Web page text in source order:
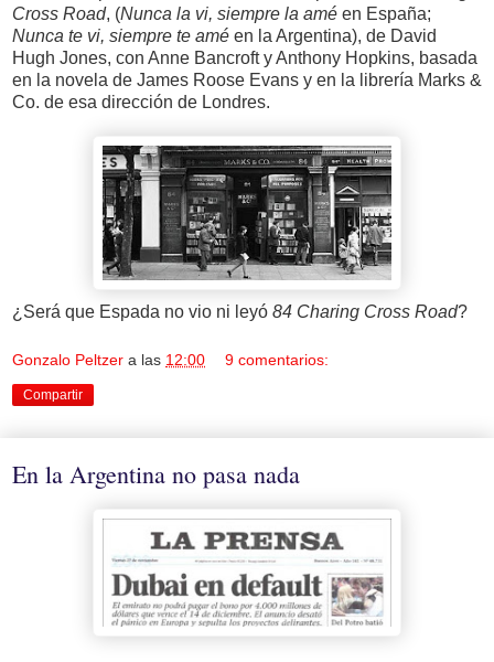
Cross Road, (Nunca la vi, siempre la amé en España;
Nunca te vi, siempre te amé en la Argentina), de David
Hugh Jones, con Anne Bancroft y Anthony Hopkins, basada
en la novela de James Roose Evans y en la librería Marks &
Co. de esa dirección de Londres.
¿Será que Espada no vio ni leyó 84 Charing Cross Road?
Gonzalo Peltzer a las 12:00 9 comentarios:
Compartir
En la Argentina no pasa nada